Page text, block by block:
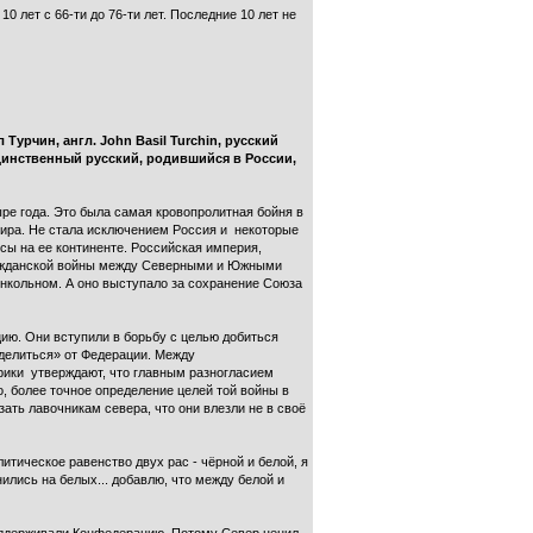
лет с 66-ти до 76-ти лет. Последние 10 лет не
англ. John Basil Turchin, русский
русский, родившийся в России,
года. Это была самая кровопролитная бойня в
Не стала исключением Россия и некоторые
на ее континенте. Российская империя,
войны между Северными и Южными
А оно выступало за сохранение Союза
Они вступили в борьбу с целью добиться
от Федерации. Между
утверждают, что главным разногласием
точное определение целей той войны в
лавочникам севера, что они влезли не в своё
равенство двух рас - чёрной и белой, я
на белых... добавлю, что между белой и